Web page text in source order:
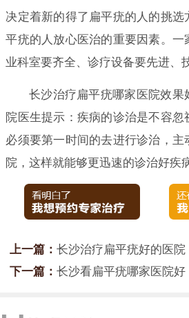
决定着新的得了扁平疣的人的挑
平疣的人放心医治的重要因素。
业科室要齐全、诊疗设备要先进、
长沙治疗扁平疣哪家医院效果
院医生提示：疾病的诊治是不容
必须要第一时间的去进行诊治，
院，这样就能够更迅速的诊治好疾
上一篇： 长沙治疗扁平疣好的医院
下一篇： 长沙看扁平疣哪家医院好